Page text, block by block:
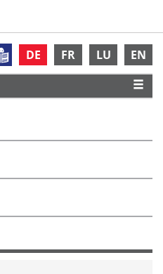
DE FR LU EN